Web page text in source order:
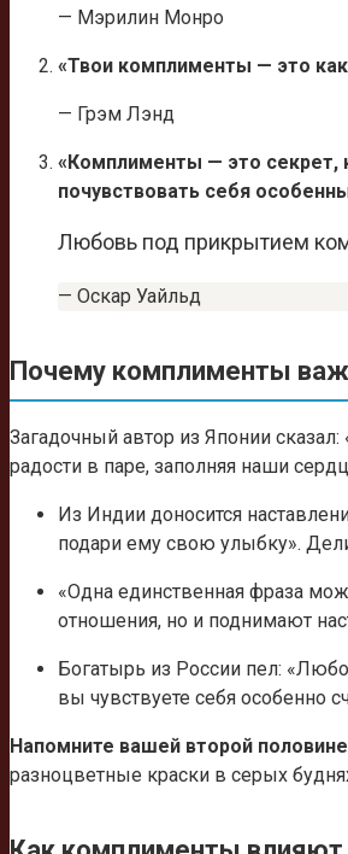
— Мэрилин Монро
«Твои комплименты — это
— Грэм Лэнд
«Комплименты — это секрет,
почувствовать себя
Любовь под прикрытием
— Оскар Уайльд
Почему комплименты
Загадочный автор из Японии
радости в паре, заполняя наши
Из Индии доносится
подари ему свою улыбку».
«Одна единственная фраза
отношения, но и поднимают
Богатырь из России пел:
вы чувствуете себя особенно
Напомните вашей второй
разноцветные краски в серых